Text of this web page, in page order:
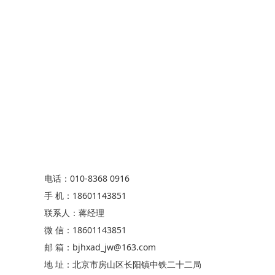
电话：010-8368 0916
手 机：18601143851
联系人：蒋经理
微 信：18601143851
邮 箱：bjhxad_jw@163.com
地 址：北京市房山区长阳镇中铁二十二局